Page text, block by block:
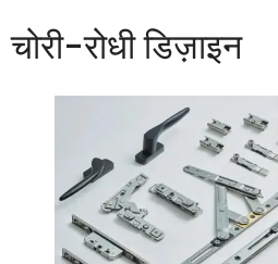
चोरी-रोधी डिज़ाइन